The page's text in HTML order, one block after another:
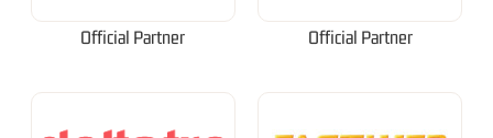
Official Partner Official Partner